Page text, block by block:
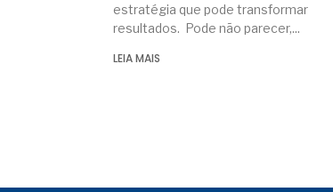
estratégia que pode transformar
resultados. Pode não parecer,
LEIA MAIS